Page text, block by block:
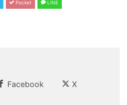
Pocket LINE
Facebook X